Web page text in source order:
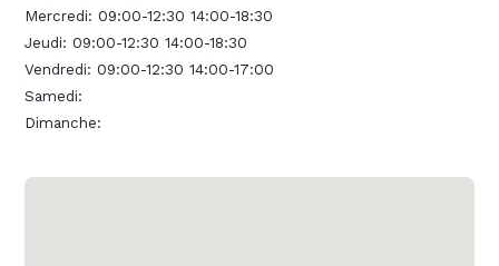
Mercredi:09:00-12:30 14:00-18:30
Jeudi:09:00-12:30 14:00-18:30
Vendredi:09:00-12:30 14:00-17:00
Samedi:
Dimanche: